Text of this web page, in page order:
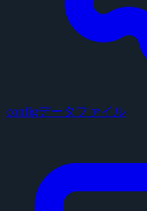
configデータファイル